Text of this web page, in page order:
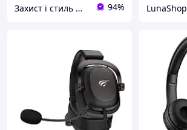
Захист і стиль — в одному магазині 94% LunaShop